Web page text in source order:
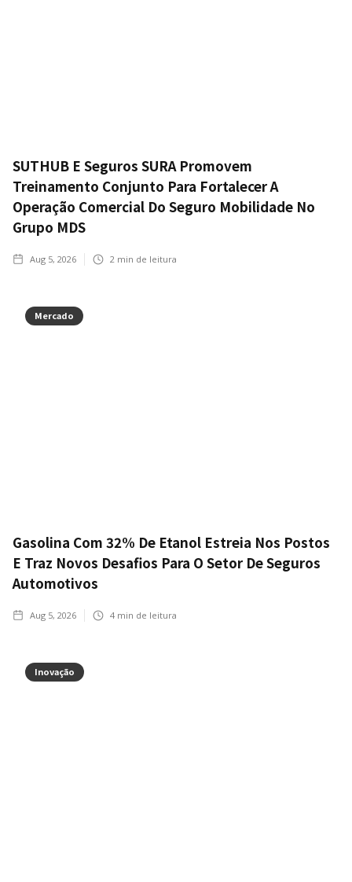
SUTHUB E Seguros SURA Promovem
Treinamento Conjunto Para Fortalecer A
Operação Comercial Do Seguro Mobilidade No
Grupo MDS
Aug 5, 2026 2 min de leitura
Mercado
Gasolina Com 32% De Etanol Estreia Nos Postos
E Traz Novos Desafios Para O Setor De Seguros
Automotivos
Aug 5, 2026 4 min de leitura
Inovação